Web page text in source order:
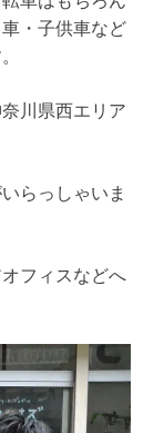
・子供車など
川県西エリア
らっしゃいま
フィスなどへ